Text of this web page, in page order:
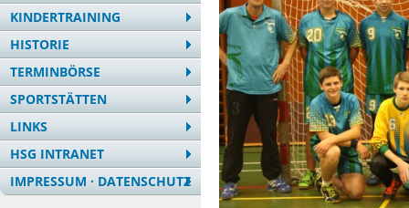
KINDERTRAINING
HISTORIE
TERMINBÖRSE
SPORTSTÄTTEN
LINKS
HSG INTRANET
IMPRESSUM · DATENSCHUTZ